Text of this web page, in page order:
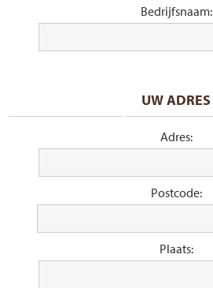
Bedrijfsnaam:
UW ADRES
Adres:
Postcode:
Plaats: